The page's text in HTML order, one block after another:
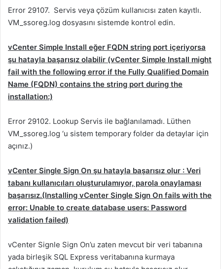
Error 29107. Servis veya çözüm kullanıcısı zaten kayıtlı.
VM_ssoreg.log dosyasını sistemde kontrol edin.
vCenter Simple Install eğer FQDN string port içeriyorsa
şu hatayla başarısız olabilir (vCenter Simple Install might
fail with the following error if the Fully Qualified Domain
Name (FQDN) contains the string port during the
installation:)
Error 29102. Lookup Servis ile bağlanılamadı. Lüthen
VM_ssoreg.log ‘u sistem temporary folder da detaylar için
açınız.)
vCenter Single Sign On şu hatayla başarısız olur : Veri
tabanı kullanıcıları oluşturulamıyor, parola onaylaması
başarısız.(Installing vCenter Single Sign On fails with the
error: Unable to create database users: Password
validation failed)
vCenter Signle Sign On’u zaten mevcut bir veri tabanına
yada birleşik SQL Express veritabanına kurmaya